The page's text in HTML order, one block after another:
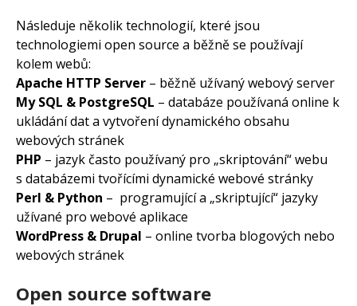
Následuje několik technologií, které jsou
technologiemi open source a běžně se používají
kolem webů:
Apache HTTP Server – běžně užívaný webový server
My SQL & PostgreSQL – databáze používaná online k
ukládání dat a vytvoření dynamického obsahu
webových stránek
PHP – jazyk často používaný pro „skriptování“ webu
s databázemi tvořícími dynamické webové stránky
Perl & Python – programující a „skriptující“ jazyky
užívané pro webové aplikace
WordPress & Drupal – online tvorba blogových nebo
webových stránek
Open source software